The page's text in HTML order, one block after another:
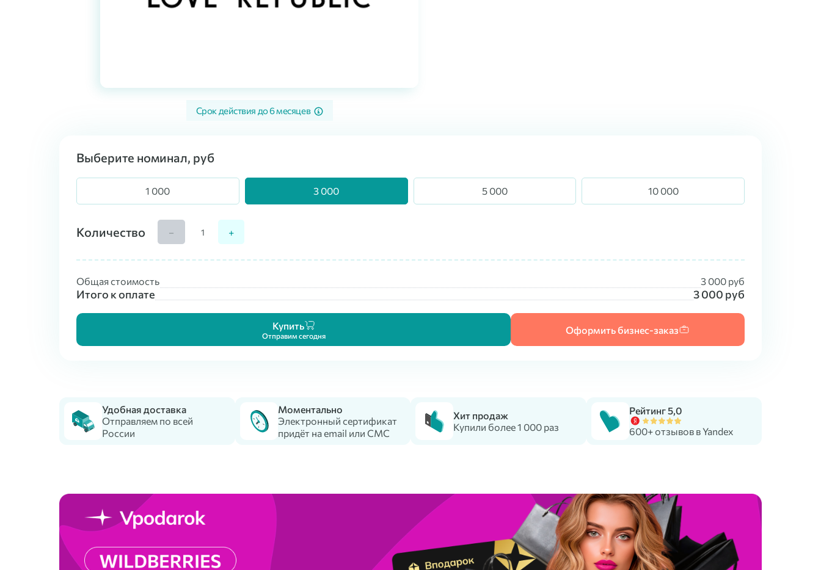
Срок действия до6 месяцев
Выберите номинал, руб
1 000 3 000 5 000 10 000
Количество − +
Общая стоимость 3 000 руб
Итого к оплате 3 000 руб
Купить
Отправим сегодня Оформить бизнес-заказ
Удобная доставка
Отправляем по всей
России
Моментально
Электронный сертификат
придёт на email или СМС
Хит продаж
Купили более 1 000 раз
Рейтинг 5,0
600+ отзывов в Yandex